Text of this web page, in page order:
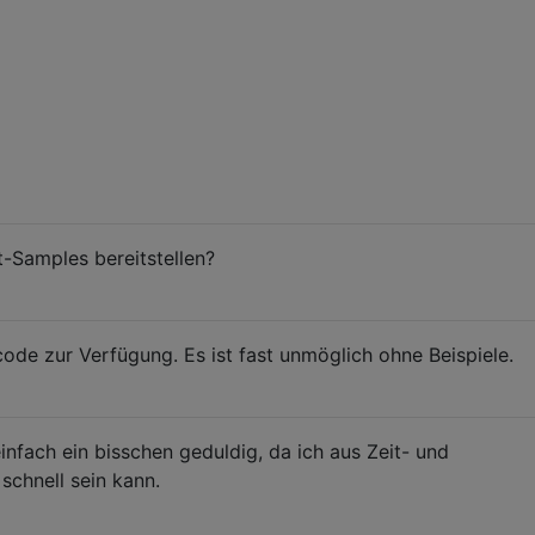
bar(&i))
or may not exist
Samples bereitstellen?
zur Verfügung. Es ist fast unmöglich ohne Beispiele.
ein bisschen geduldig, da ich aus Zeit- und
sein kann.